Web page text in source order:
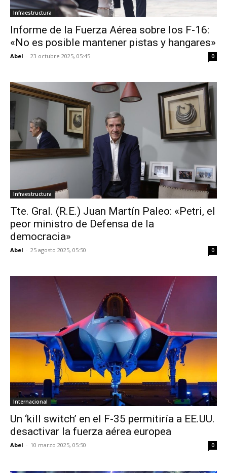
Infraestructura
Informe de la Fuerza Aérea sobre los F-16:
«No es posible mantener pistas y hangares»
Abel - 23 octubre 2025, 05:45 0
Infraestructura
Tte. Gral. (R.E.) Juan Martín Paleo: «Petri, el
peor ministro de Defensa de la
democracia»
Abel - 25 agosto 2025, 05:50 0
Internacional
Un ‘kill switch’ en el F-35 permitiría a EE.UU.
desactivar la fuerza aérea europea
Abel - 10 marzo 2025, 05:50 0